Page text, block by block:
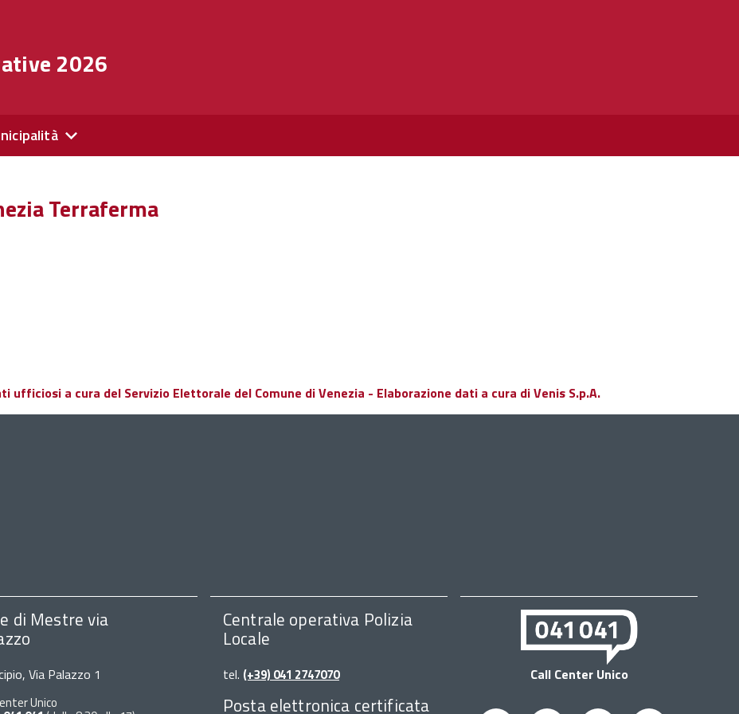
2026
Terraferma
a cura del Servizio Elettorale del Comune di Venezia - Elaborazione dati a cura di Venis S.p.A.
di Mestre via
Via Palazzo 1
Unico
Centrale operativa Polizia
Locale
tel. (+39) 041 2747070
Posta elettronica certificata
Call Center Unico